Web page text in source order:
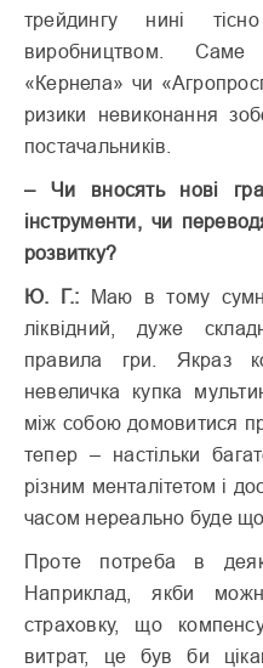
трейдингу нині
виробництвом.
«Кернела» чи
ризики невиконання
постачальників.
– Чи вносять нові
інструменти, чи
розвитку?
Ю. Г.: Маю в тому
ліквідний, дуже
правила гри. Якраз
невеличка купка
між собою домовитися
тепер – настільки
різним менталітетом і
часом нереально буде
Проте потреба в
Наприклад, якби
страховку, що
витрат, це був би